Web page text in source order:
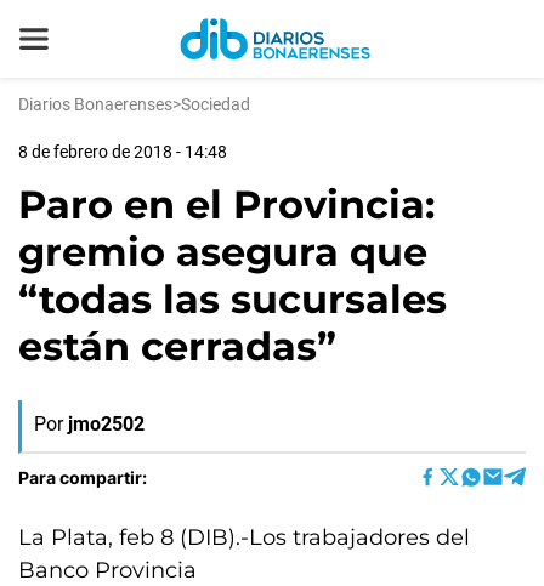
Diarios Bonaerenses>Sociedad
8 de febrero de 2018 - 14:48
Paro en el Provincia:
gremio asegura que
“todas las sucursales
están cerradas”
Por jmo2502
Para compartir:
La Plata, feb 8 (DIB).-Los trabajadores del
Banco Provincia